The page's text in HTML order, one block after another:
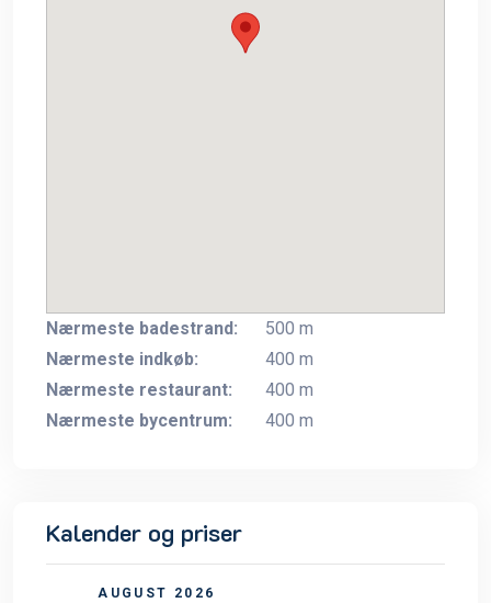
Nærmeste badestrand:
500 m
Nærmeste indkøb:
400 m
Nærmeste restaurant:
400 m
Nærmeste bycentrum:
400 m
Kalender og priser
AUGUST 2026